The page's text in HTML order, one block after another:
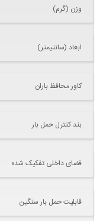
وزن (گرم)
ابعاد (سانتیمتر)
کاور محافظ باران
بند کنترل حمل بار
فضای داخلی تفکیک شده
قابلیت حمل بار سنگین